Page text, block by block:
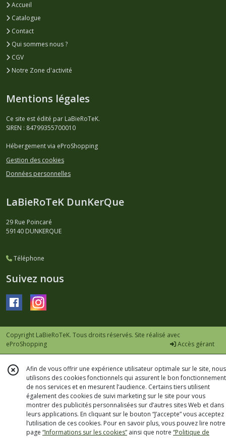
Accueil
Catalogue
Contact
Qui sommes nous ?
CGV
Notre Zone d'activité
Mentions légales
Ce site est édité par LaBieRoTeK.
SIREN : 84799355700010
Hébergement via eProShopping
Gestion des cookies
Données personnelles
LaBieRoTeK DunKerQue
29 Rue Poincaré
59140 DUNKERQUE
Téléphone
Suivez nous
Copyright LaBieRoTeK. Tous droits réservés. Site réalisé avec
eProShopping
Accès gérant
Afin de vous offrir une expérience utilisateur optimale sur le site, nous
utilisons des cookies fonctionnels qui assurent le bon fonctionnement
de nos services et en mesurent l’audience. Certains tiers utilisent
également des cookies de suivi marketing sur le site pour vous
montrer des publicités personnalisées sur d’autres sites Web et dans
leurs applications. En cliquant sur le bouton “J’accepte” vous acceptez
l’utilisation de ces cookies. Pour en savoir plus, vous pouvez lire notre
page “Informations sur les cookies” ainsi que notre “Politique de